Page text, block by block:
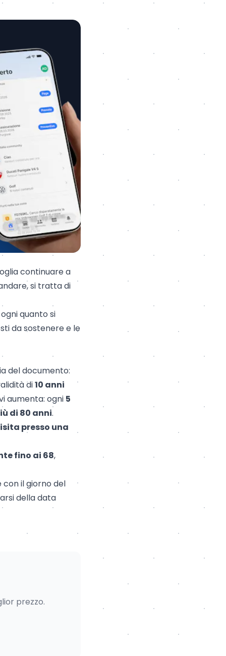
continuare a
si tratta di
quanto si
da sostenere e le
del documento:
di10 anni
aumenta: ogni 5
di 80 anni.
presso una
fino ai 68,
il giorno del
della data
prezzo.